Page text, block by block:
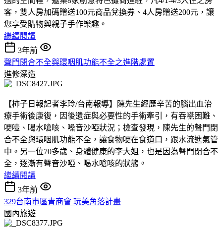
客，雙人房加碼贈送100元商品兌換券、4人房贈送200元，讓
您享受購物與親子手作樂趣。
繼續閱讀
3年前
聲門閉合不全與環咽肌功能不全之進階處置
進修深造
【柿子日報記者李玲/台南報導】陳先生經歷辛苦的腦出血治
療手術後康復，因後遺症與必要性的手術牽引，有吞嚥困難、
哽噎、喝水嗆咳、嗓音沙啞狀況；檢查發現，陳先生的聲門閉
合不全與環咽肌功能不全，讓食物哽在食道口，跟水流進氣管
中。另一位70多歲、身體健康的李大姐，也是因為聲門閉合不
全，逐漸有聲音沙啞、喝水嗆咳的狀態。
繼續閱讀
3年前
329台南市區青商會 玩美角落計畫
國內旅遊